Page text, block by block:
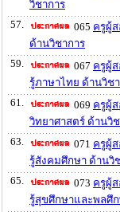
วิชาการ
57.
065 ครูผู้
ด้านวิชาการ
59.
067 ครูผู้
รู้ภาษาไทย ด้านวิช
61.
069 ครูผู้
วิทยาศาสตร์ ด้านวิ
63.
071 ครูผู้
รู้สังคมศึกษา ด้านวิ
65.
073 ครูผู้
รู้สุขศึกษาและพลศึ